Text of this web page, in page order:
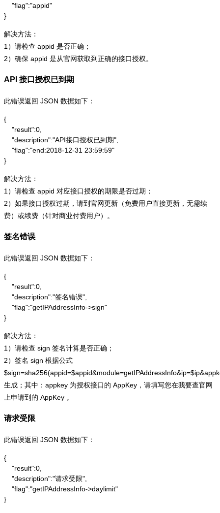
    "flag":"appid"
}
解决方法：
1）请检查 appid 是否正确；
2）确保 appid 是从官网获取到正确的接口授权。
API 接口授权已到期
此错误返回 JSON 数据如下：
{
    "result":0,
    "description":"API接口授权已到期",
    "flag":"end:2018-12-31 23:59:59"
}
解决方法：
1）请检查 appid 对应接口授权的期限是否过期；
2）如果接口授权过期，请到官网更新（免费用户直接更新，无需续
费）或续费（针对商业付费用户）。
签名错误
此错误返回 JSON 数据如下：
{
    "result":0,
    "description":"签名错误",
    "flag":"getIPAddressInfo->sign"
}
解决方法：
1）请检查 sign 签名计算是否正确；
2）签名 sign 根据公式
生成；其中：appkey 为授权接口的 AppKey，请填写您在我要查官网
上申请到的 AppKey 。
请求受限
此错误返回 JSON 数据如下：
{
    "result":0,
    "description":"请求受限",
    "flag":"getIPAddressInfo->daylimit"
}